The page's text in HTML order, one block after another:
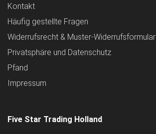
Kontakt
Häufig gestellte Fragen
Widerrufsrecht & Muster-Widerrufsformular
Privatsphäre und Datenschutz
Pfand
Impressum
Five Star Trading Holland